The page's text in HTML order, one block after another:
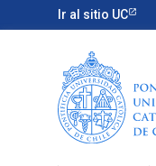
Ir al sitio UC